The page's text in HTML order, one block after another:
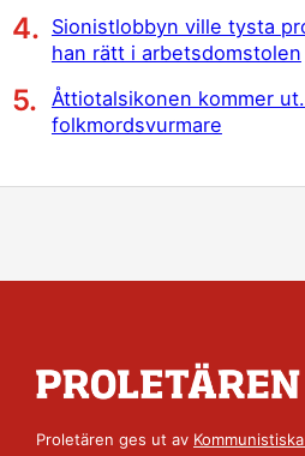
Sionistlobbyn ville tysta
han rätt i arbetsdomstolen
Åttiotalsikonen kommer
folkmordsvurmare
Proletären ges ut av